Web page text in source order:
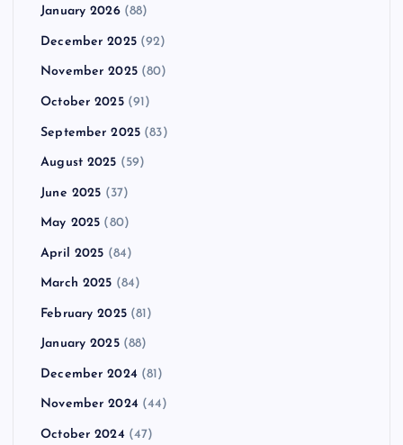
January 2026(88)
December 2025(92)
November 2025(80)
October 2025(91)
September 2025 (83)
August 2025 (59)
June 2025 (37)
May 2025 (80)
April 2025 (84)
March 2025 (84)
February 2025(81)
January 2025(88)
December 2024 (81)
November 2024 (44)
October 2024 (47)